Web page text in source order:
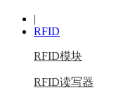
|
RFID
RFID模块
RFID读写器